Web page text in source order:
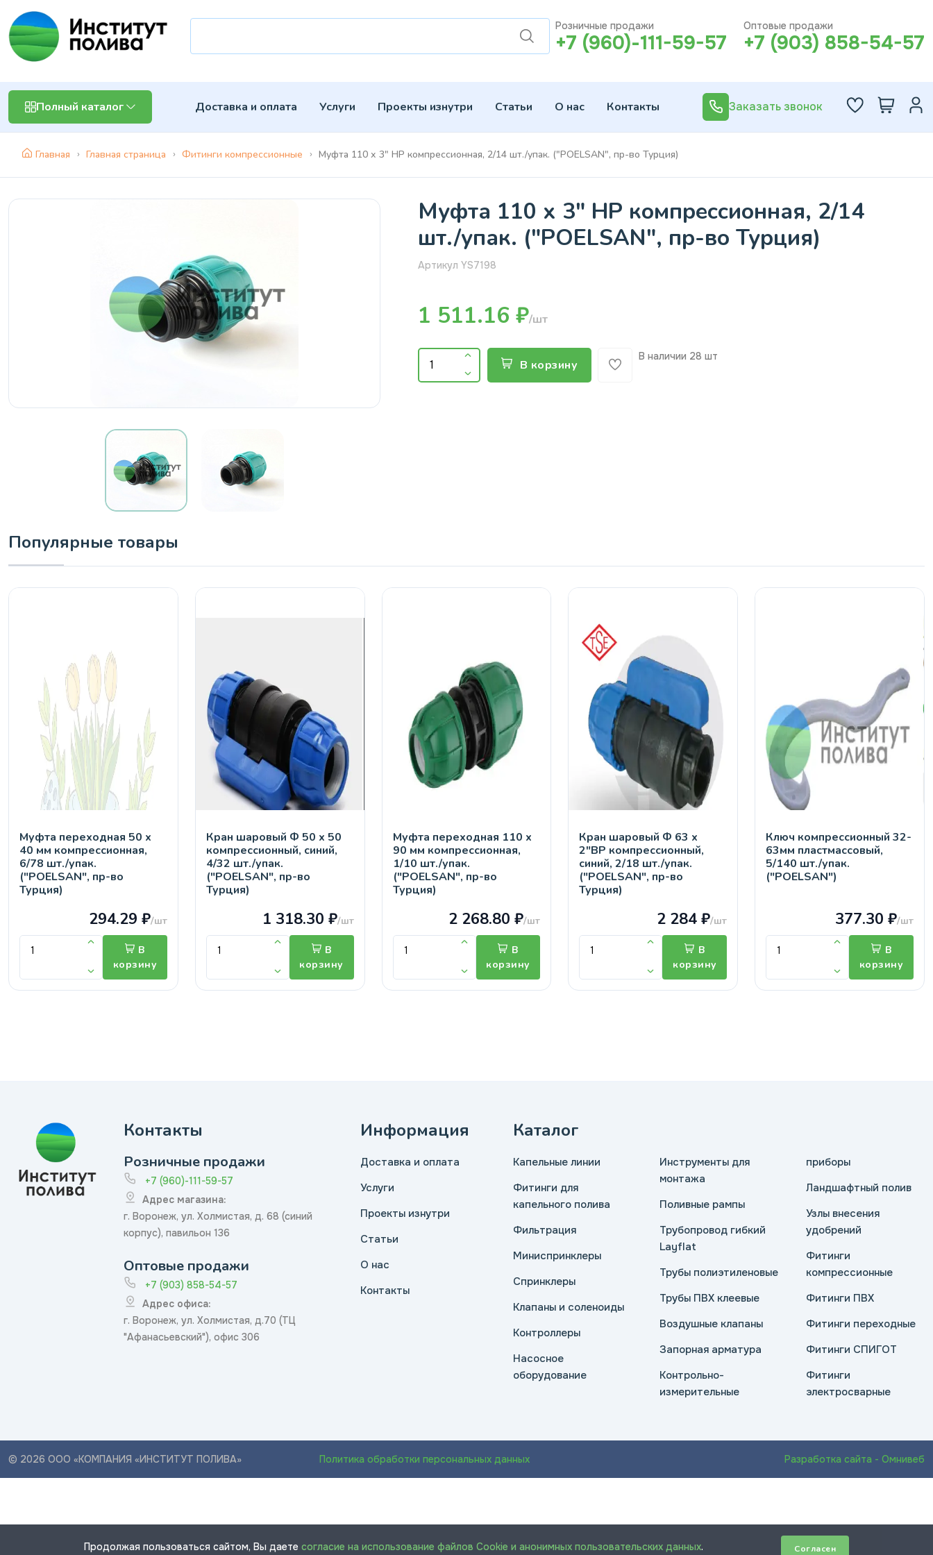
Розничные продажи
+7 (960)-111-59-57
Оптовые продажи
+7 (903) 858-54-57
Полный каталог Доставка и оплата Услуги Проекты изнутри Статьи О нас Контакты Заказать звонок
Главная Главная страница Фитинги компрессионные Муфта 110 х 3" НР компрессионная, 2/14 шт./упак. ("POELSAN", пр-во Турция)
Муфта 110 х 3" НР компрессионная, 2/14
шт./упак. ("POELSAN", пр-во Турция)
Артикул YS7198
1 511.16 ₽/шт
В корзину
В наличии 28 шт
Популярные товары
Муфта переходная 50 х
40 мм компрессионная,
6/78 шт./упак.
("POELSAN", пр-во
Турция)
294.29 ₽/шт
В
корзину
Кран шaровый Ф 50 х 50
компрессионный, синий,
4/32 шт./упак.
("POELSAN", пр-во
Турция)
1 318.30 ₽/шт
В
корзину
Муфта переходная 110 х
90 мм компрессионная,
1/10 шт./упак.
("POELSAN", пр-во
Турция)
2 268.80 ₽/шт
В
корзину
Кран шaровый Ф 63 х
2"ВР компрессионный,
синий, 2/18 шт./упак.
("POELSAN", пр-во
Турция)
2 284 ₽/шт
В
корзину
Ключ компрессионный 32-
63мм пластмассовый,
5/140 шт./упак.
("POELSAN")
377.30 ₽/шт
В
корзину
Контакты
Розничные продажи
+7 (960)-111-59-57
Адрес магазина:
г. Воронеж, ул. Холмистая, д. 68 (синий
корпус), павильон 136
Оптовые продажи
+7 (903) 858-54-57
Адрес офиса:
г. Воронеж, ул. Холмистая, д.70 (ТЦ
"Афанасьевский"), офис 306
Информация
Доставка и оплата
Услуги
Проекты изнутри
Статьи
О нас
Контакты
Каталог
Капельные линии
Фитинги для
капельного полива
Фильтрация
Миниспринклеры
Спринклеры
Клапаны и соленоиды
Контроллеры
Насосное
оборудование
Инструменты для
монтажа
Поливные рампы
Трубопровод гибкий
Layflat
Трубы полиэтиленовые
Трубы ПВХ клеевые
Воздушные клапаны
Запорная арматура
Контрольно-
измерительные
приборы
Ландшафтный полив
Узлы внесения
удобрений
Фитинги
компрессионные
Фитинги ПВХ
Фитинги переходные
Фитинги СПИГОТ
Фитинги
электросварные
© 2026 ООО «КОМПАНИЯ «ИНСТИТУТ ПОЛИВА» Политика обработки персональных данных Разработка сайта - Омнивеб
Продолжая пользоваться сайтом, Вы даете согласие на использование файлов Cookie и анонимных пользовательских данных. Согласен